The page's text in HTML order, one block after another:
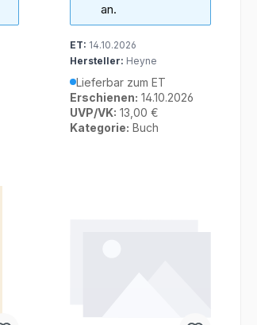
an.
ET: 14.10.2026
Hersteller: Heyne
Lieferbar zum ET
Erschienen: 14.10.2026
UVP/VK: 13,00 €
Kategorie: Buch